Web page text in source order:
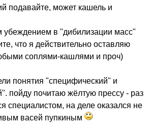
подавайте, может кашель и
убеждением в "дибилизации масс"
что я действительно оставляю
соплями-кашлями и проч)
понятия "специфический" и
пойду почитаю жёлтую прессу - раз
специалистом, на деле оказался не
васей пупкиным